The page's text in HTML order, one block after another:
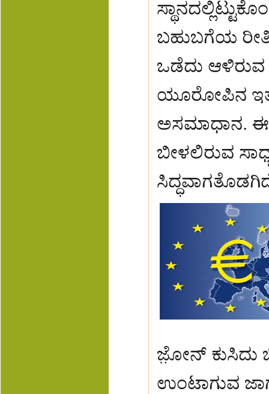
ಬಹುಬಗೆಯ
ಒಡೆದು ಆಳಿರುವ
ಯೂರೋಪಿನ
ಅಸಮಾಧಾನ.
ಬೀಳಲಿರುವ
ಜ಼ೋನ್ ಕುಸಿದು
ಉಂಟಾಗುವ